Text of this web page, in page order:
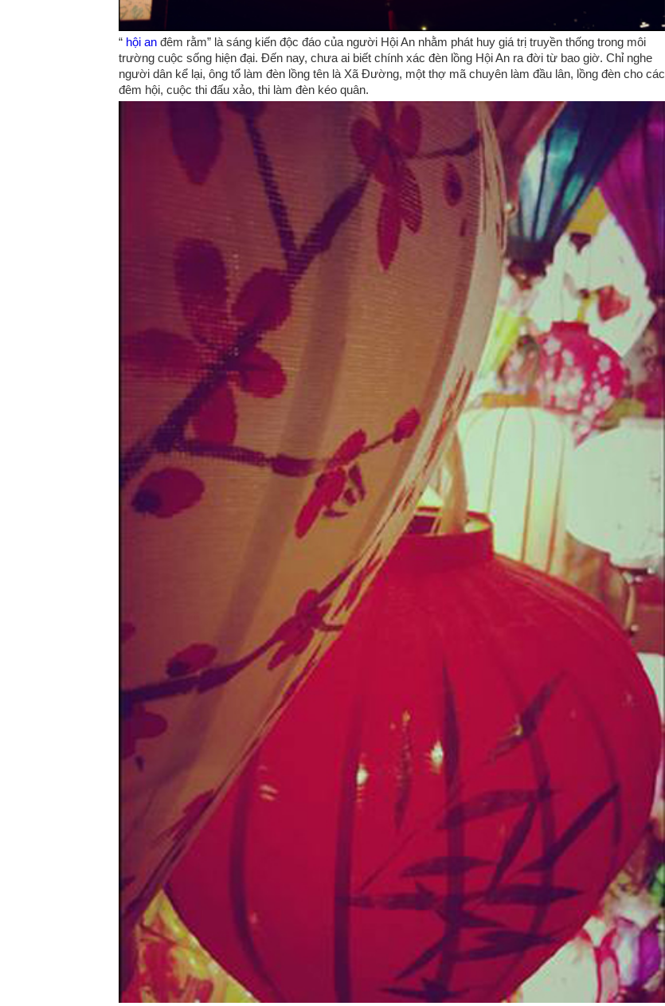
“ hội an đêm rằm” là sáng kiến độc đáo của người Hội An nhằm phát huy giá trị truyền thống trong môi
trường cuộc sống hiện đại. Đến nay, chưa ai biết chính xác đèn lồng Hội An ra đời từ bao giờ. Chỉ nghe
người dân kể lại, ông tổ làm đèn lồng tên là Xã Đường, một thợ mã chuyên làm đầu lân, lồng đèn cho các
đêm hội, cuộc thi đấu xảo, thi làm đèn kéo quân.